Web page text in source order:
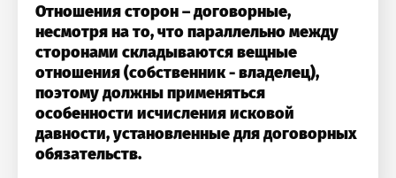
Отношения сторон – договорные,
несмотря на то, что параллельно между
сторонами складываются вещные
отношения (собственник - владелец),
поэтому должны применяться
особенности исчисления исковой
давности, установленные для договорных
обязательств.
Оставить заявку
проблемы
с сайтом или
давность: начальный момент по
о возврате вещи по
ссуда, лизинг. В чём разница?
₽
Оставить заявку